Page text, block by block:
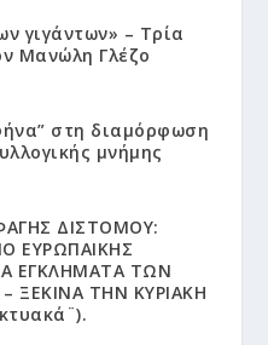
γιγάντων» – Τρία
Μανώλη Γλέζο
στη διαμόρφωση
μνήμης
ΔΙΣΤΟΜΟΥ:
ΕΥΡΩΠΑΙΚΗΣ
ΕΓΚΛΗΜΑΤΑ ΤΩΝ
ΞΕΚΙΝΑ ΤΗΝ ΚΥΡΙΑΚΗ